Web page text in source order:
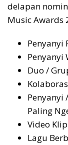
delapan
Music Awards
Penyanyi
Penyanyi
Duo /
Penyanyi
Paling
Video
Lagu